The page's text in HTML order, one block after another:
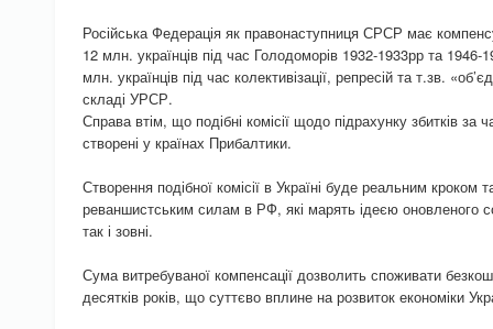
Російська Федерація як правонаступниця СРСР має
12 млн. українців під час Голодоморів 1932-1933рр та 1946-
млн. українців під час колективізації, репресій та т.зв.
складі УРСР.
Справа втім, що подібні комісії щодо підрахунку збитків за
створені у країнах Прибалтики.
Створення подібної комісії в Україні буде реальним кроком
реваншистським силам в РФ, які марять ідеєю оновленого
так і зовні.
Сума витребуваної компенсації дозволить споживати
десятків років, що суттєво вплине на розвиток економіки